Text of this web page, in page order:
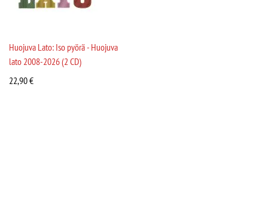
Huojuva Lato: Iso pyörä - Huojuva
lato 2008-2026 (2 CD)
22,90€